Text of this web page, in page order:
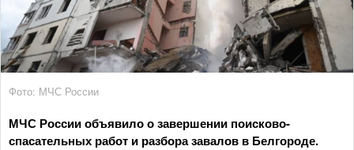
Фото: МЧС России
МЧС России объявило о завершении поисково-
спасательных работ и разбора завалов в Белгороде.